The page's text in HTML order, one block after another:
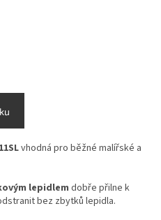
vhodná pro běžné malířské a
lepidlem dobře přilne k
bez zbytků lepidla.